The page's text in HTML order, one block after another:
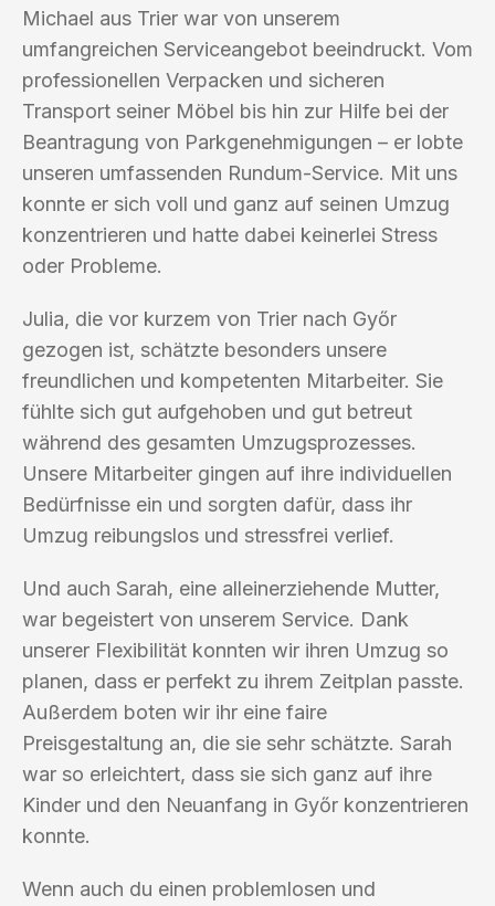
Michael aus Trier war von unserem
umfangreichen Serviceangebot beeindruckt. Vom
professionellen Verpacken und sicheren
Transport seiner Möbel bis hin zur Hilfe bei der
Beantragung von Parkgenehmigungen – er lobte
unseren umfassenden Rundum-Service. Mit uns
konnte er sich voll und ganz auf seinen Umzug
konzentrieren und hatte dabei keinerlei Stress
oder Probleme.
Julia, die vor kurzem von Trier nach Győr
gezogen ist, schätzte besonders unsere
freundlichen und kompetenten Mitarbeiter. Sie
fühlte sich gut aufgehoben und gut betreut
während des gesamten Umzugsprozesses.
Unsere Mitarbeiter gingen auf ihre individuellen
Bedürfnisse ein und sorgten dafür, dass ihr
Umzug reibungslos und stressfrei verlief.
Und auch Sarah, eine alleinerziehende Mutter,
war begeistert von unserem Service. Dank
unserer Flexibilität konnten wir ihren Umzug so
planen, dass er perfekt zu ihrem Zeitplan passte.
Außerdem boten wir ihr eine faire
Preisgestaltung an, die sie sehr schätzte. Sarah
war so erleichtert, dass sie sich ganz auf ihre
Kinder und den Neuanfang in Győr konzentrieren
konnte.
Wenn auch du einen problemlosen und